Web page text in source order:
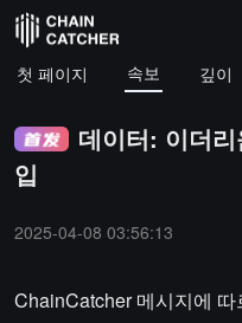
첫 페이지 속보 깊이
데이터: 이더
입
2025-04-08 03:56:13
ChainCatcher 메시지에